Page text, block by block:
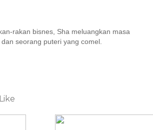
rakan bisnes, Sha meluangkan masa
seorang puteri yang comel.